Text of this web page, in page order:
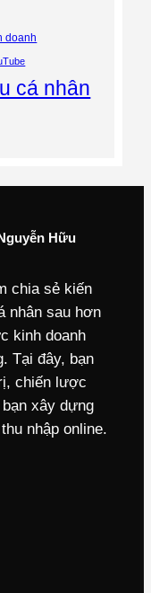
doanh
cá nhân
Hữu
chia sẻ kiến
nhân sau hơn
kinh doanh
Tại đây, bạn
chiến lược
xây dựng
nhập online.